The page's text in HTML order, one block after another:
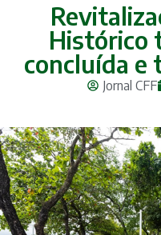
Histórico
concluída e
Jornal CFF